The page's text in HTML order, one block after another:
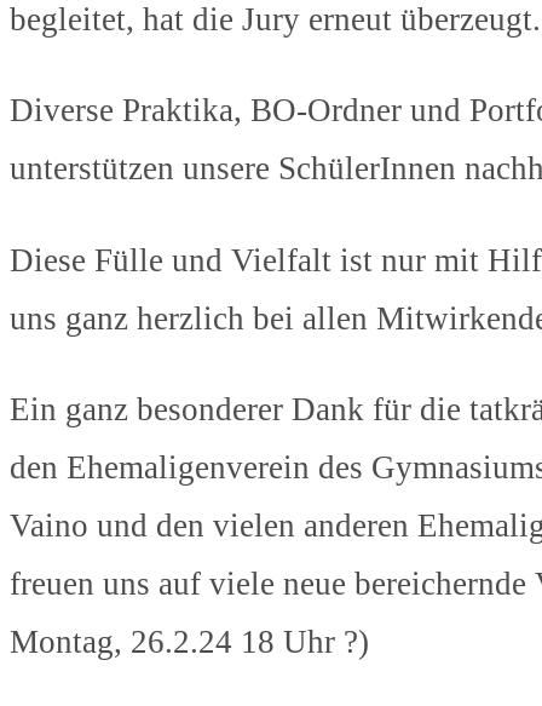
begleitet, hat die Jury erneut
Diverse Praktika, BO-Ordner und
unterstützen unsere SchülerInnen
Diese Fülle und Vielfalt ist nur mit
uns ganz herzlich bei allen
Ein ganz besonderer Dank für die
den Ehemaligenverein des
Vaino und den vielen anderen
freuen uns auf viele neue
Montag, 26.2.24 18 Uhr ?)